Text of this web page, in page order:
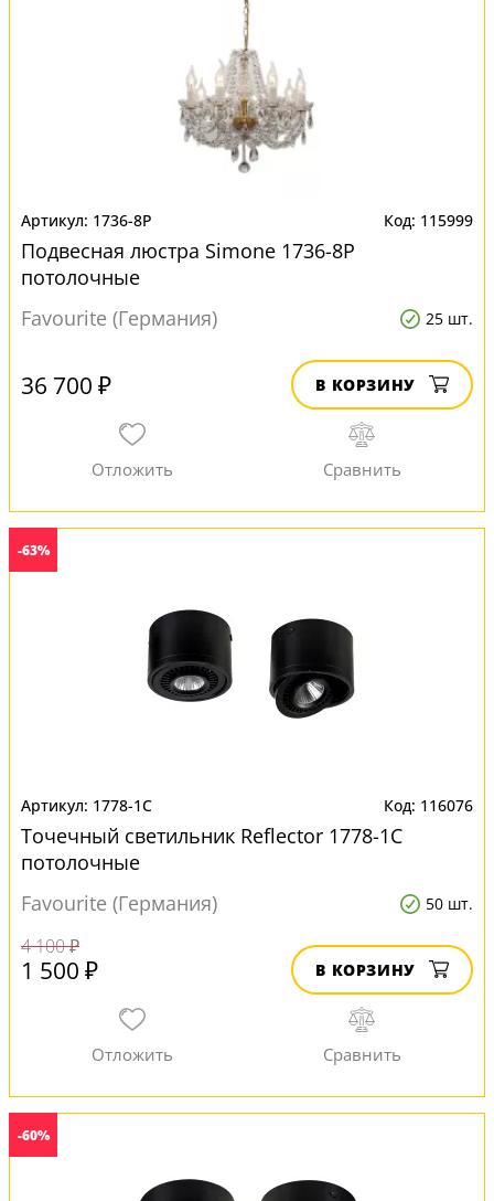
1736-8P 115999
Подвесная люстра Simone 1736-8P
потолочные
Favourite (Германия)
25 шт.
36 700 ₽ В КОРЗИНУ
-63%
1778-1C 116076
Точечный светильник Reflector 1778-1C
потолочные
Favourite (Германия)
50 шт.
4 100 ₽
1 500 ₽ В КОРЗИНУ
-60%